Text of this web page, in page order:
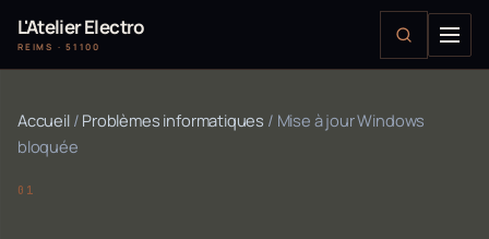
L'Atelier Electro
REIMS · 51100
Accueil/ Problèmes informatiques / Mise à jour Windows
bloquée